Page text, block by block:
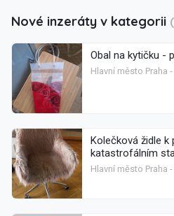
Nové inzeráty v kategorii
Obal na kytičku -
Hlavní město Praha
Kolečková židle
katastrofálním
Hlavní město Praha -